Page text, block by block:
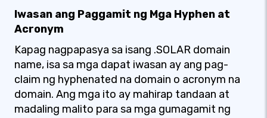
Iwasan ang Paggamit ng Mga Hyphen at
Acronym
Kapag nagpapasya sa isang .SOLAR domain
name, isa sa mga dapat iwasan ay ang pag-
claim ng hyphenated na domain o acronym na
domain. Ang mga ito ay mahirap tandaan at
madaling malito para sa mga gumagamit ng